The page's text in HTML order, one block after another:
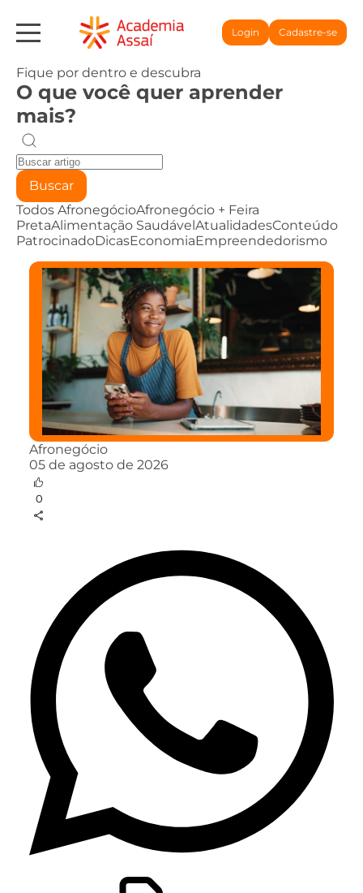
Login Cadastre-se
Fique por dentro e descubra
O que você quer aprender
mais?
Buscar
Todos AfronegócioAfronegócio + Feira
PretaAlimentação SaudávelAtualidadesConteúdo
PatrocinadoDicasEconomiaEmpreendedorismo
Afronegócio
05 de agosto de 2026
0